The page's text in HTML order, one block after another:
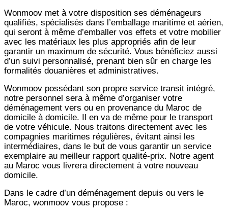
Wonmoov met à votre disposition ses déménageurs
qualifiés, spécialisés dans l’emballage maritime et aérien,
qui seront à même d’emballer vos effets et votre mobilier
avec les matériaux les plus appropriés afin de leur
garantir un maximum de sécurité. Vous bénéficiez aussi
d’un suivi personnalisé, prenant bien sûr en charge les
formalités douanières et administratives.
Wonmoov possédant son propre service transit intégré,
notre personnel sera à même d’organiser votre
déménagement vers ou en provenance du Maroc de
domicile à domicile. Il en va de même pour le transport
de votre véhicule. Nous traitons directement avec les
compagnies maritimes régulières, évitant ainsi les
intermédiaires, dans le but de vous garantir un service
exemplaire au meilleur rapport qualité-prix. Notre agent
au Maroc vous livrera directement à votre nouveau
domicile.
Dans le cadre d’un déménagement depuis ou vers le
Maroc, wonmoov vous propose :